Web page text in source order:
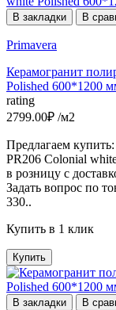
В закладки В
Primavera
Керамогранит
Polished 600*1200
rating
2799.00₽ /м2
Предлагаем
PR206 Colonial
в розницу с
Задать вопрос по
330..
Купить в 1 клик
Купить
В закладки В